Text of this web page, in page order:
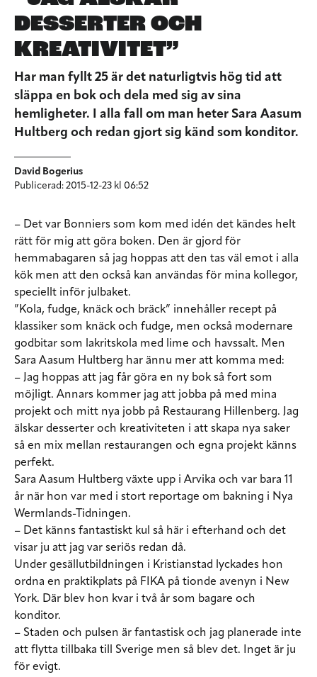
DESSERTER OCH
KREATIVITET”
Har man fyllt 25 är det naturligtvis hög tid att
släppa en bok och dela med sig av sina
hemligheter. I alla fall om man heter Sara Aasum
Hultberg och redan gjort sig känd som konditor.
David Bogerius
Publicerad: 2015-12-23 kl 06:52
– Det var Bonniers som kom med idén det kändes helt
rätt för mig att göra boken. Den är gjord för
hemmabagaren så jag hoppas att den tas väl emot i alla
kök men att den också kan användas för mina kollegor,
speciellt inför julbaket.
”Kola, fudge, knäck och bräck” innehåller recept på
klassiker som knäck och fudge, men också modernare
godbitar som lakritskola med lime och havssalt. Men
Sara Aasum Hultberg har ännu mer att komma med:
– Jag hoppas att jag får göra en ny bok så fort som
möjligt. Annars kommer jag att jobba på med mina
projekt och mitt nya jobb på Restaurang Hillenberg. Jag
älskar desserter och kreativiteten i att skapa nya saker
så en mix mellan restaurangen och egna projekt känns
perfekt.
Sara Aasum Hultberg växte upp i Arvika och var bara 11
år när hon var med i stort reportage om bakning i Nya
Wermlands-Tidningen.
– Det känns fantastiskt kul så här i efterhand och det
visar ju att jag var seriös redan då.
Under gesällutbildningen i Kristianstad lyckades hon
ordna en praktikplats på FIKA på tionde avenyn i New
York. Där blev hon kvar i två år som bagare och
konditor.
– Staden och pulsen är fantastisk och jag planerade inte
att flytta tillbaka till Sverige men så blev det. Inget är ju
för evigt.